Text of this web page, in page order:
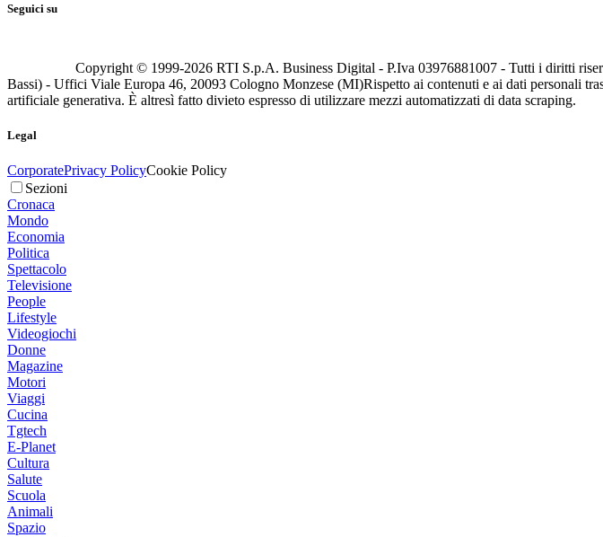
Seguici su
Copyright © 1999-2026 RTI S.p.A. Business Digital - P.Iva 03976881007 - Tutti i diritti
Bassi) - Uffici Viale Europa 46, 20093 Cologno Monzese (MI)Rispetto ai contenuti e ai dati personali
artificiale generativa. È altresì fatto divieto espresso di utilizzare mezzi automatizzati di data scraping.
Legal
CorporatePrivacy PolicyCookie Policy
Sezioni
Cronaca
Mondo
Economia
Politica
Spettacolo
Televisione
People
Lifestyle
Videogiochi
Donne
Magazine
Motori
Viaggi
Cucina
Tgtech
E-Planet
Cultura
Salute
Scuola
Animali
Spazio